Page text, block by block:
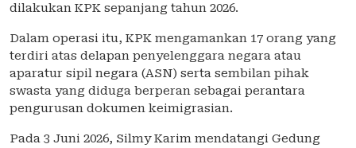
dilakukan KPK sepanjang tahun 2026.
Dalam operasi itu, KPK mengamankan 17 orang yang
terdiri atas delapan penyelenggara negara atau
aparatur sipil negara (ASN) serta sembilan pihak
swasta yang diduga berperan sebagai perantara
pengurusan dokumen keimigrasian.
Pada 3 Juni 2026, Silmy Karim mendatangi Gedung